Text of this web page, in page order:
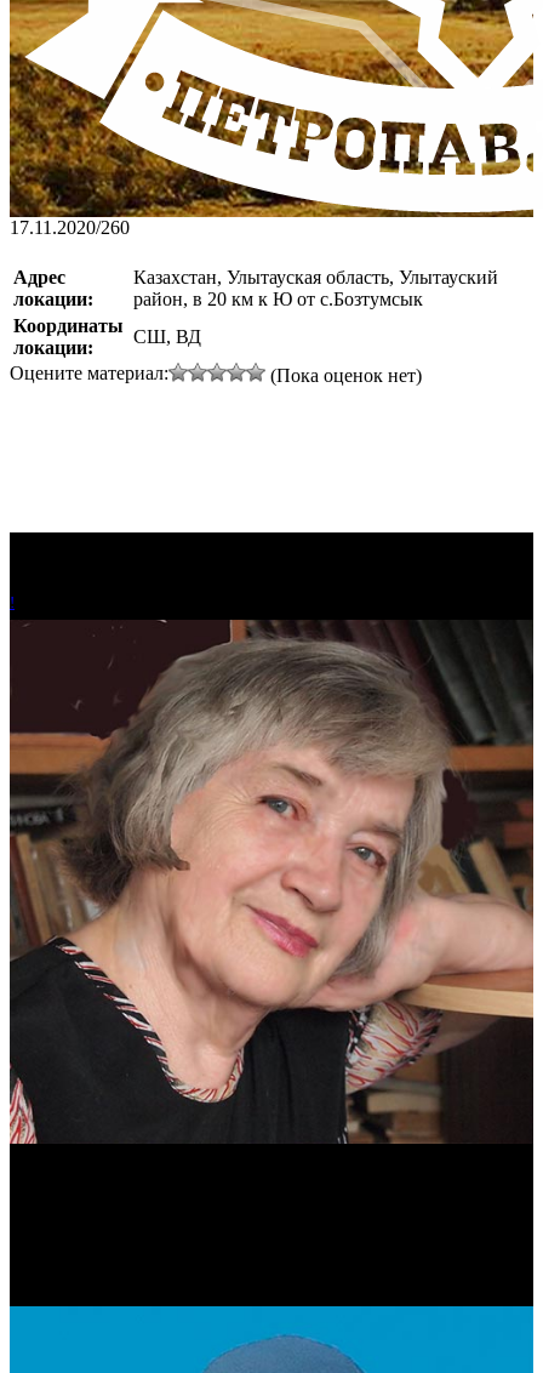
17.11.2020/260
Адрес
локации:
Казахстан, Улытауская область, Улытауский
район, в 20 км к Ю от с.Бозтумсык
Координаты
локации:
СШ, ВД
Оцените материал:
(Пока оценок нет)
!